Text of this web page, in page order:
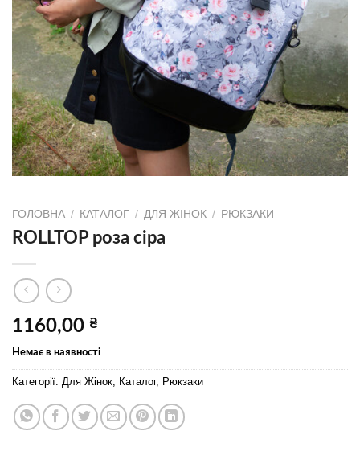
ГОЛОВНА / КАТАЛОГ / ДЛЯ ЖІНОК / РЮКЗАКИ
ROLLTOP роза сіра
1160,00 ₴
Немає в наявності
Категорії: Для Жінок Каталог, Рюкзаки